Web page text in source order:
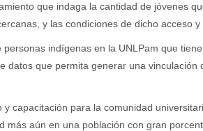
que indaga la cantidad de jóvenes
y las condiciones de dicho acceso
indígenas en la UNLPam que
datos que permita generar una vinculación
capacitación para la comunidad
más aún en una población con gran